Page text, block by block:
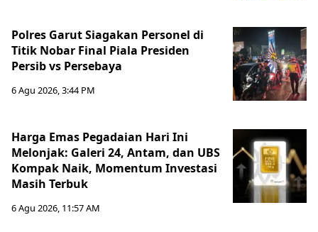
Polres Garut Siagakan Personel di
Titik Nobar Final Piala Presiden
Persib vs Persebaya
6 Agu 2026, 3:44 PM
Harga Emas Pegadaian Hari Ini
Melonjak: Galeri 24, Antam, dan UBS
Kompak Naik, Momentum Investasi
Masih Terbuk
6 Agu 2026, 11:57 AM